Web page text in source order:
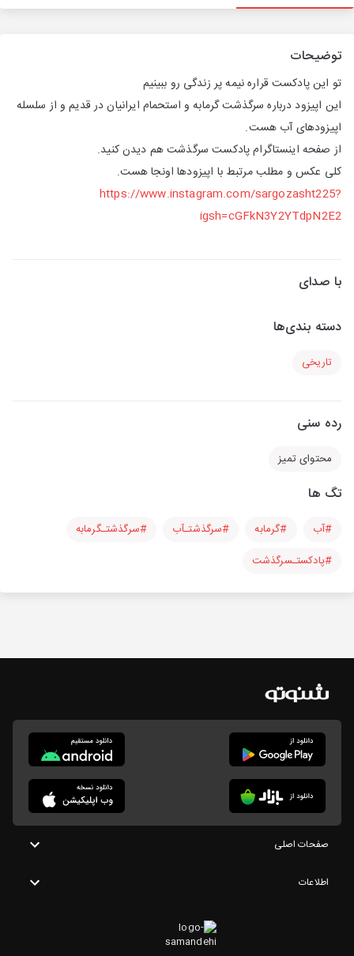
توضیحات
تو این پادکست قراره نیمه پر زندگی رو ببینیم
این اپیزود درباره سرگذشت گرمابه و استحمام ایرانیان در قدیم و از سلسله
اپیزودهای آب هست.
از صفحه اینستاگرام پادکست سرگذشت هم دیدن کنید.
کلی عکس و مطلب مرتبط با اپیزودها اونجا هست.
https://www.instagram.com/sargozasht225?
igsh=cGFkN3Y2YTdpN2E2
با صدای
دسته بندی‌ها
تاریخی
رده سنی
محتوای تمیز
تگ ها
#آب #گرمابه #سرگذشتـآب
#سرگذشتـگرمابه
#پادکستـسرگذشت
صفحات اصلی
اطلاعات